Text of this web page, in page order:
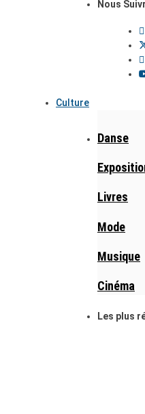
Nous
Culture
Danse
Livres
Mode
Musique
Cinéma
Les plus